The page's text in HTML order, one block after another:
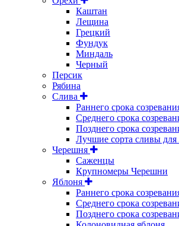
Каштан
Лещина
Грецкий
Фундук
Миндаль
Черный
Персик
Рябина
Слива
Раннего срока
Среднего срока
Позднего срока
Лучшие сорта сливы для
Черешня
Саженцы
Крупномеры Черешни
Яблоня
Раннего срока
Среднего срока
Позднего срока